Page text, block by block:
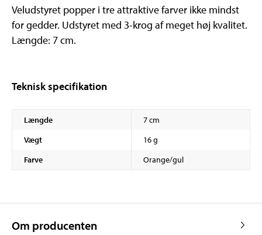
Veludstyret popper i tre attraktive farver ikke mindst
for gedder. Udstyret med 3-krog af meget høj kvalitet.
Længde: 7 cm.
Teknisk specifikation
Længde
7 cm
Vægt
16 g
Farve
Orange/gul
Om producenten